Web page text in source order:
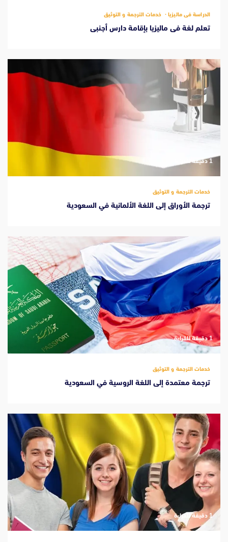
الدراسة فى ماليزيا خدمات الترجمة و التوثيق
تعلم لغة فى ماليزيا بإقامة دارس أجنبى
‫1 دقيقة للقراءة
خدمات الترجمة و التوثيق
ترجمة الأوراق إلى اللغة الألمانية في السعودية
‫1 دقيقة للقراءة
خدمات الترجمة و التوثيق
ترجمة معتمدة إلى اللغة الروسية في السعودية
‫1 دقيقة للقراءة